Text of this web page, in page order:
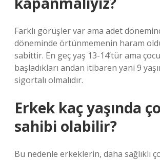
Farklı görüşler var ama adet
döneminde örtünmemenin haram
sabittir. En geç yaş 13-14’tür ama
başladıkları andan itibaren yani 9
sigortalı olmalıdır.
Erkek kaç yaşında
sahibi olabilir?
Bu nedenle erkeklerin, daha sağlıklı